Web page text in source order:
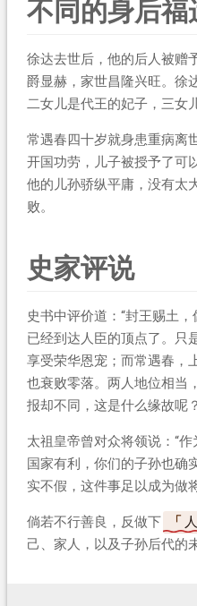
不同的身后福
徐达去世后，他的后人被赠
爵显赫，家世昌隆兴旺。徐
二女儿是代王的妃子，三女
常遇春四十岁就身患重病离
开国功劳，儿子被授予了可
他的儿孙骄纵平庸，没有太
败。
史家评说
史书中评价道：“封王赐土
已经到达人臣的顶点了。只
享受荣华恩宠；而常遇春，
也衰败零落。两人地位相当
报却不同，这是什么缘故呢
太祖皇帝曾对众将领说：“
国家有利，你们的子孙也确
实不假，这件事足以成为做
倘若不行善良，反做下
己、家人，以及子孙后代的